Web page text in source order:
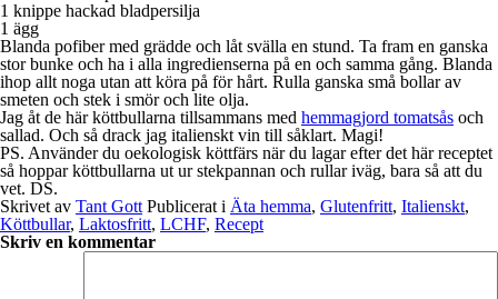
1 knippe hackad bladpersilja
1 ägg
Blanda pofiber med grädde och låt svälla en stund. Ta fram en ganska
stor bunke och ha i alla ingredienserna på en och samma gång. Blanda
ihop allt noga utan att köra på för hårt. Rulla ganska små bollar av
smeten och stek i smör och lite olja.
Jag åt de här köttbullarna tillsammans med hemmagjord tomatsås och
sallad. Och så drack jag italienskt vin till såklart. Magi!
PS. Använder du oekologisk köttfärs när du lagar efter det här receptet
så hoppar köttbullarna ut ur stekpannan och rullar iväg, bara så att du
vet. DS.
Skrivet av Tant Gott Publicerat i Äta hemma, Glutenfritt, Italienskt,
Köttbullar, Laktosfritt, LCHF, Recept
Skriv en kommentar